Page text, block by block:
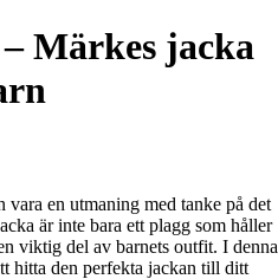
Märkes jacka
en utmaning med tanke på det
är inte bara ett plagg som håller
viktig del av barnets outfit. I denna
hitta den perfekta jackan till ditt